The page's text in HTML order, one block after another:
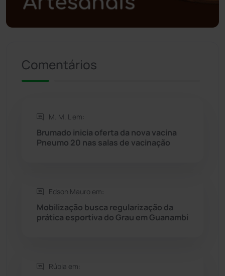
Política
Riacho de Santana
Rio do Antônio
Rio do Pires
Seabra
Comentários
M. M. L em:
Brumado inicia oferta da nova vacina
Pneumo 20 nas salas de vacinação
Edson Mauro em:
Mobilização busca regularização da
prática esportiva do Grau em Guanambi
Rúbia em: